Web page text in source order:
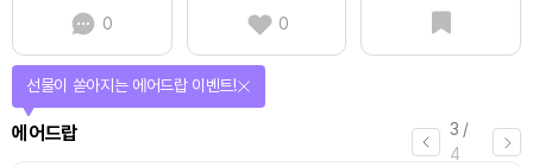
0
0
3 /
4
에어드랍
선물이 쏟아지는 에어드랍 이벤트!